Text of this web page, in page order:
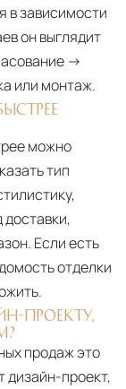
в зависимости
он выглядит
→
или монтаж.
можно
тип
Если есть
отделки
ПРОЕКТУ,
продаж это
дизайн-проект,